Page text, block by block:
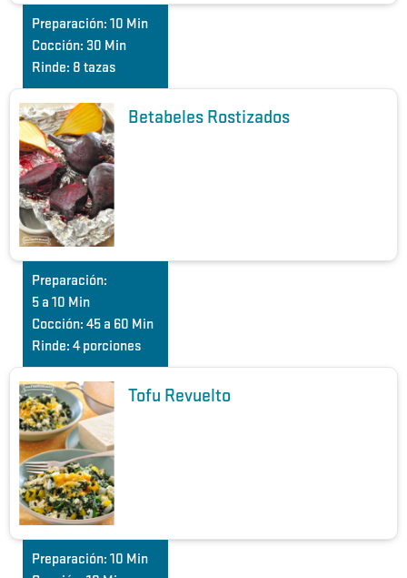
Preparación: 10 Min
Cocción: 30 Min
Rinde: 8 tazas
Betabeles Rostizados
Preparación:
5 a 10 Min
Cocción: 45 a 60 Min
Rinde: 4 porciones
Tofu Revuelto
Preparación: 10 Min